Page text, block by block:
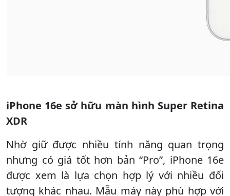
iPhone 16e sở hữu màn hình Super Retina
XDR
Nhờ giữ được nhiều tính năng quan trọng
nhưng có giá tốt hơn bản “Pro”, iPhone 16e
được xem là lựa chọn hợp lý với nhiều đối
tượng khác nhau. Mẫu máy này phù hợp với